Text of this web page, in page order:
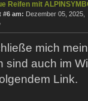
Reifen mit
#6 am: Dezember 05, 2025,
mich
sind auch im
Link.